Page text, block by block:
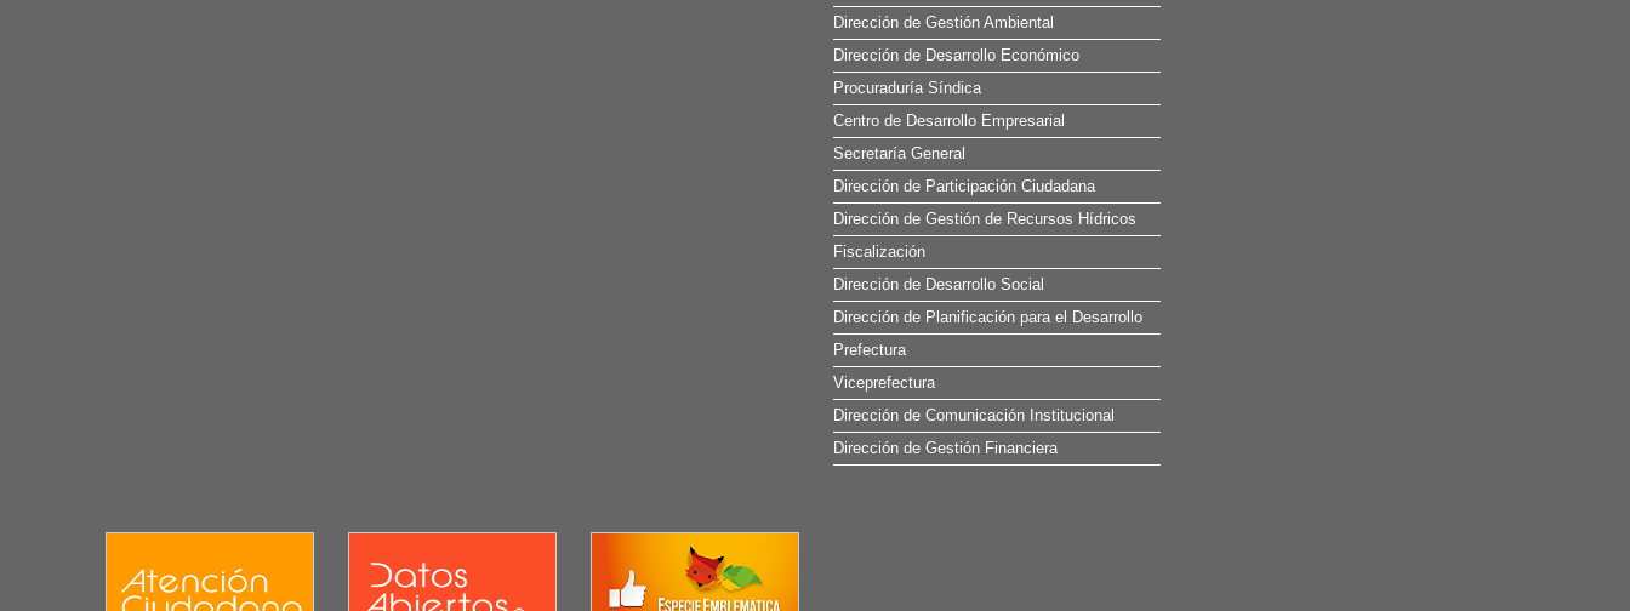
Dirección de Gestión Ambiental
Dirección de Desarrollo Económico
Procuraduría Síndica
Centro de Desarrollo Empresarial
Secretaría General
Dirección de Participación Ciudadana
Dirección de Gestión de Recursos Hídricos
Fiscalización
Dirección de Desarrollo Social
Dirección de Planificación para el Desarrollo
Prefectura
Viceprefectura
Dirección de Comunicación Institucional
Dirección de Gestión Financiera